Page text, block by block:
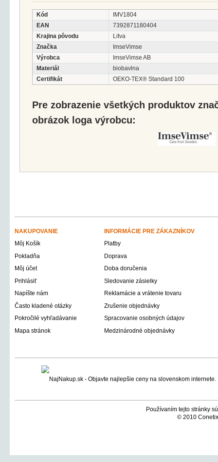
Kód
IMV1804
EAN
7392871180404
Krajina pôvodu
Litva
Značka
ImseVimse
Výrobca
ImseVimse AB
Materiál
biobavlna
Certifikát
OEKO-TEX® Standard 100
Pre zobrazenie všetkých produktov
obrázok loga výrobcu:
NAKUPOVANIE
INFORMÁCIE PRE ZÁKAZNÍKOV
Môj Košík
Platby
Pokladňa
Doprava
Môj účet
Doba doručenia
Prihlásiť
Sledovanie zásielky
Napíšte nám
Reklamácie a vrátenie tovaru
Často kladené otázky
Zrušenie objednávky
Pokročilé vyhľadávanie
Spracovanie osobných údajov
Mapa stránok
Medzinárodné objednávky
Používaním tejto stránky
© 2010